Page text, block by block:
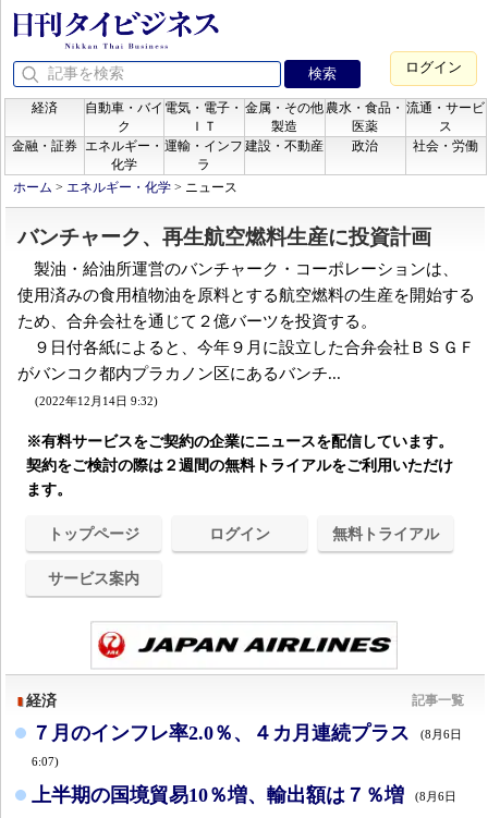
ログイン
経済
自動車・バイ
ク
電気・電子・
ＩＴ
金属・その他
製造
農水・食品・
医薬
流通・サービ
ス
金融・証券
エネルギー・
化学
運輸・インフ
ラ
建設・不動産 政治 社会・労働
ホーム > エネルギー・化学 > ニュース
バンチャーク、再生航空燃料生産に投資計画
製油・給油所運営のバンチャーク・コーポレーションは、
使用済みの食用植物油を原料とする航空燃料の生産を開始する
ため、合弁会社を通じて２億バーツを投資する。
９日付各紙によると、今年９月に設立した合弁会社ＢＳＧＦ
がバンコク都内プラカノン区にあるバンチ...
(2022年12月14日 9:32)
※有料サービスをご契約の企業にニュースを配信しています。
契約をご検討の際は２週間の無料トライアルをご利用いただけ
ます。
トップページ ログイン 無料トライアル
サービス案内
経済 記事一覧
７月のインフレ率2.0％、４カ月連続プラス (8月6日
6:07)
上半期の国境貿易10％増、輸出額は７％増 (8月6日